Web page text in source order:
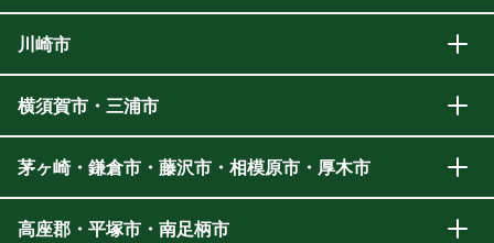
川崎市
横須賀市・三浦市
茅ヶ崎・鎌倉市・藤沢市・相模原市・厚木市
高座郡・平塚市・南足柄市